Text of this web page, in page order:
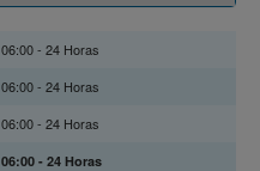
06:00 - 24 Horas
06:00 - 24 Horas
06:00 - 24 Horas
06:00 - 24 Horas